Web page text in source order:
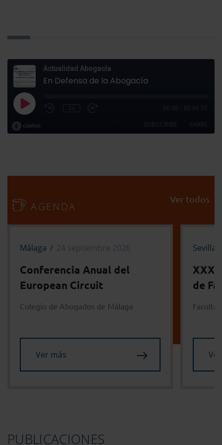
AGENDA
Ver todos
Málaga 24 septiembre 2026
Conferencia Anual del
European Circuit
Colegio de Abogados de Málaga
Ver más
Sevilla
XXX
de
PUBLICACIONES